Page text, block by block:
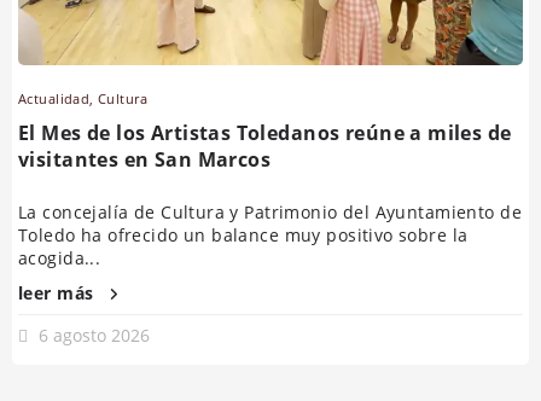
Actualidad,Cultura
El Mes de los Artistas Toledanos reúne a miles de
visitantes en San Marcos
La concejalía de Cultura y Patrimonio del Ayuntamiento de
Toledo ha ofrecido un balance muy positivo sobre la
acogida...
leer más
6 agosto 2026